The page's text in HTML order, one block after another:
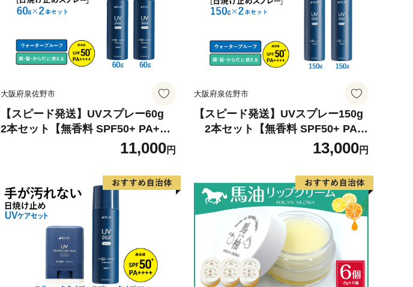
大阪府泉佐野市
【スピード発送】UVスプレー60g
2本セット【無香料 SPF50+ PA+++
+ UV耐水性★★ 日用品 ゴルフ スポ
11,000円
大阪府泉佐野市
【スピード発送】UVスプレー150g
2本セット【無香料 SPF50+ PA+
+++ UV耐水性★★ 日用品 ゴルフ
13,000円